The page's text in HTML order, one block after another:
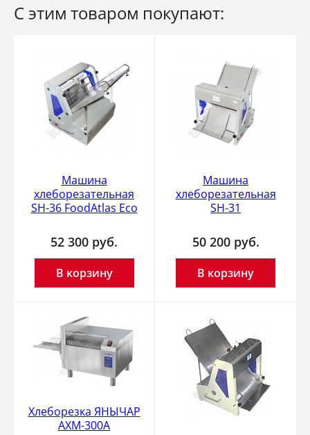
С этим товаром покупают:
Машина
хлеборезательная
SH-36 FoodAtlas Eco
52 300 руб.
В корзину
Машина
хлеборезательная
SH-31
50 200 руб.
В корзину
Хлеборезка ЯНЫЧАР
АХМ-300А